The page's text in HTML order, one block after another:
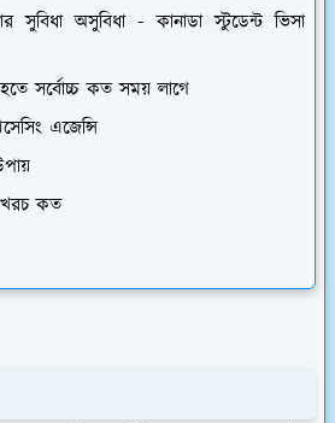
সুবিধা অসুবিধা - কানাডা স্টুডেন্ট ভিসা
হতে সর্বোচ্চ কত সময় লাগে
এজেন্সি
খরচ কত